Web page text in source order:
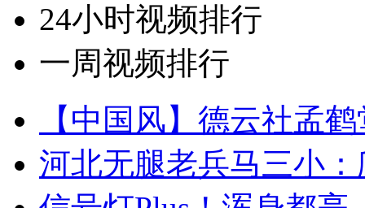
24小时视频排行
一周视频排行
【中国风】德云社孟
河北无腿老兵马三小